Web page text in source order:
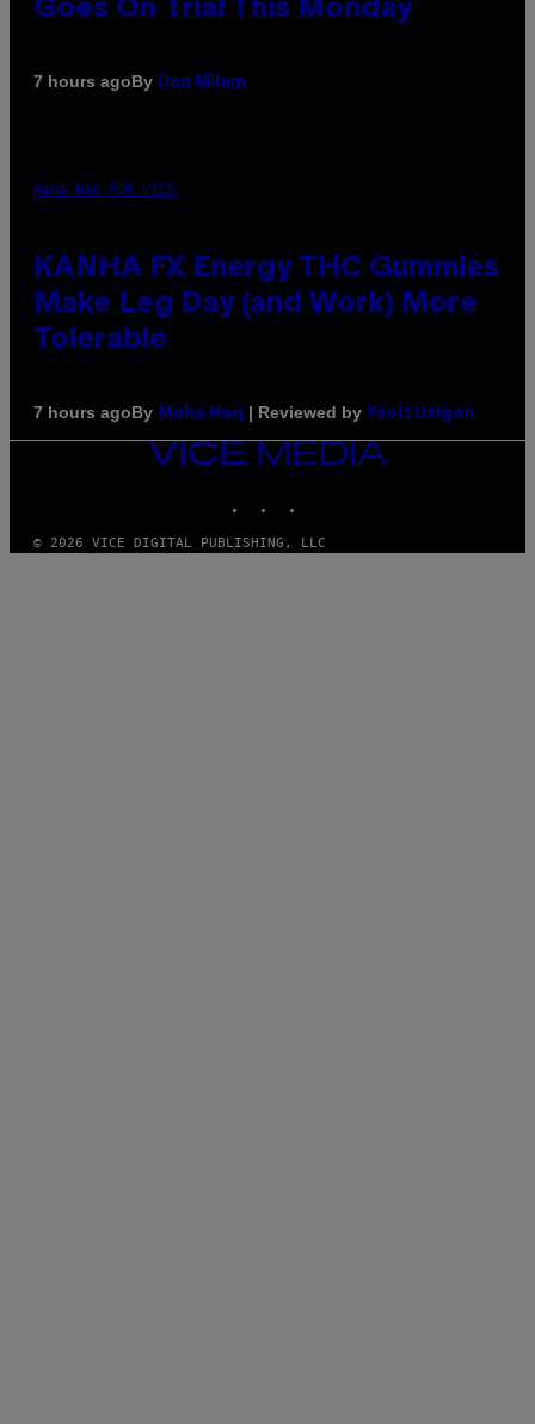
Goes On Trial This Monday
7 hours agoBy Dan Milam
MAHA HAQ FOR VICE
KANHA FX Energy THC Gummies
Make Leg Day (and Work) More
Tolerable
7 hours agoBy Maha Haq | Reviewed by Ysolt Usigan
VICE
MEDIA
© 2026 VICE DIGITAL PUBLISHING, LLC